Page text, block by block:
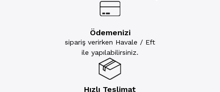
Ödemenizi
sipariş verirken Havale / Eft
ile yapılabilirsiniz.
Hızlı Teslimat